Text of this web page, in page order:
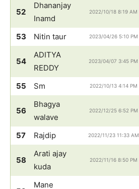
52
Dhananjay
Inamd
2022/10/18 8:19 AM
53 Nitin taur 2023/04/26 5:10 PM
54
ADITYA
REDDY
2023/04/07 3:45 PM
55 Sm 2022/10/13 4:14 PM
56
Bhagya
walave
2022/12/25 6:52 PM
57 Rajdip 2022/11/23 11:33 AM
58
Arati ajay
kuda
2022/11/16 8:50 PM
Mane